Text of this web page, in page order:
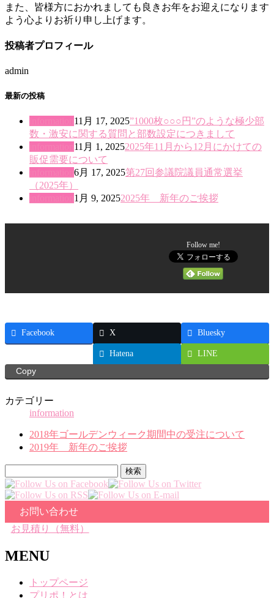
また、皆様方におかれましても良きお年をお迎えになります
よう心よりお祈り申し上げます。
投稿者プロフィール
admin
最新の投稿
11月 17, 2025”1000枚○○○円”のような極少部
数・激安に関する質問と部数設定につきまして
11月 1, 20252025年11月から12月にかけての
販促需要について
6月 17, 2025第27回参議院議員通常選挙
（2025年）
1月 9, 20252025年 新年のご挨拶
Follow me!
Facebook X
Bluesky
Hatena
LINE
Copy
カテゴリー
information
2018年ゴールデンウィーク期間中の受注について
2019年 新年のご挨拶
索:
お問い合わせ
お見積り（無料）
MENU
トップページ
プリポ！とは